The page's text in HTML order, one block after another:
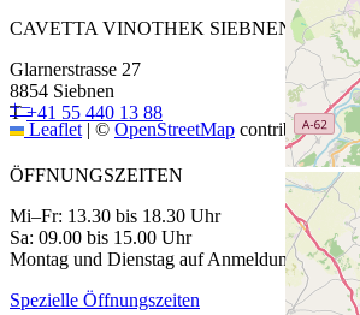
+−
Leaflet | © OpenStreetMap contributors
CAVETTA VINOTHEK SIEBNEN
Glarnerstrasse 27
8854 Siebnen
T+41 55 440 13 88
ÖFFNUNGSZEITEN
Mi–Fr: 13.30 bis 18.30 Uhr
Sa: 09.00 bis 15.00 Uhr
Montag und Dienstag auf Anmeldung
Spezielle Öffnungszeiten